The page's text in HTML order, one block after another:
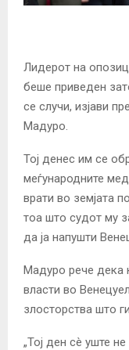
Лидерот на
беше приведен
се случи, изјави
Мадуро.
Тој денес им се
меѓународните
врати во земјата
тоа што судот му
да ја напушти
Мадуро рече дека
власти во
злосторства што
„Тој ден сè уште